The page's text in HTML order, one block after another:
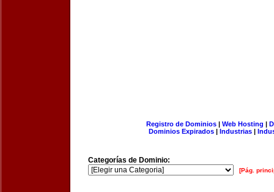
Registro de Dominios| Web Hosting |
Dominios Expirados | Industrias |
Categorías de Dominio:
[Pág.